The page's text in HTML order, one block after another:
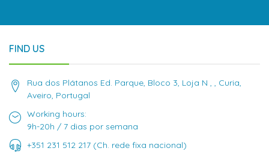
FIND US
Rua dos Plátanos Ed. Parque, Bloco 3, Loja N , , Curia,
Aveiro, Portugal
Working hours:
9h-20h / 7 dias por semana
+351 231 512 217 (Ch. rede fixa nacional)